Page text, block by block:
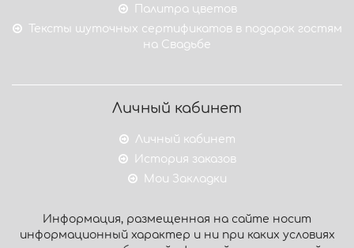
Палитра цветов
Тексты шуточных сертификатов в подарок гостям
на Свадьбе
Личный кабинет
Личный кабинет
История заказов
Мои Закладки
Информация, размещенная на сайте носит
информационный характер и ни при каких условиях